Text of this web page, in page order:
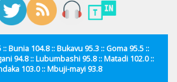
Bunia 104.8 :: Bukavu 95.3 :: Goma 95.5 ::
94.8 :: Lubumbashi 95.8 :: Matadi 102.0 ::
103.0 :: Mbuji-mayi 93.8